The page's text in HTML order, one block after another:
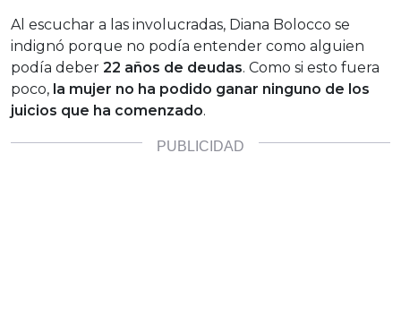
Al escuchar a las involucradas, Diana Bolocco se
indignó porque no podía entender como alguien
podía deber 22 años de deudas. Como si esto fuera
poco, la mujer no ha podido ganar ninguno de los
juicios que ha comenzado.